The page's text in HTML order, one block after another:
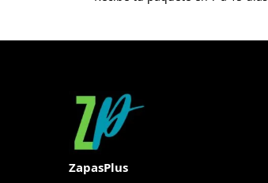
ZapasPlus